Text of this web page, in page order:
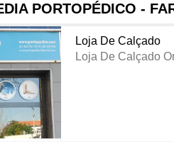
PORTOPÉDICO -
Loja De Calçado
Loja De Calçado